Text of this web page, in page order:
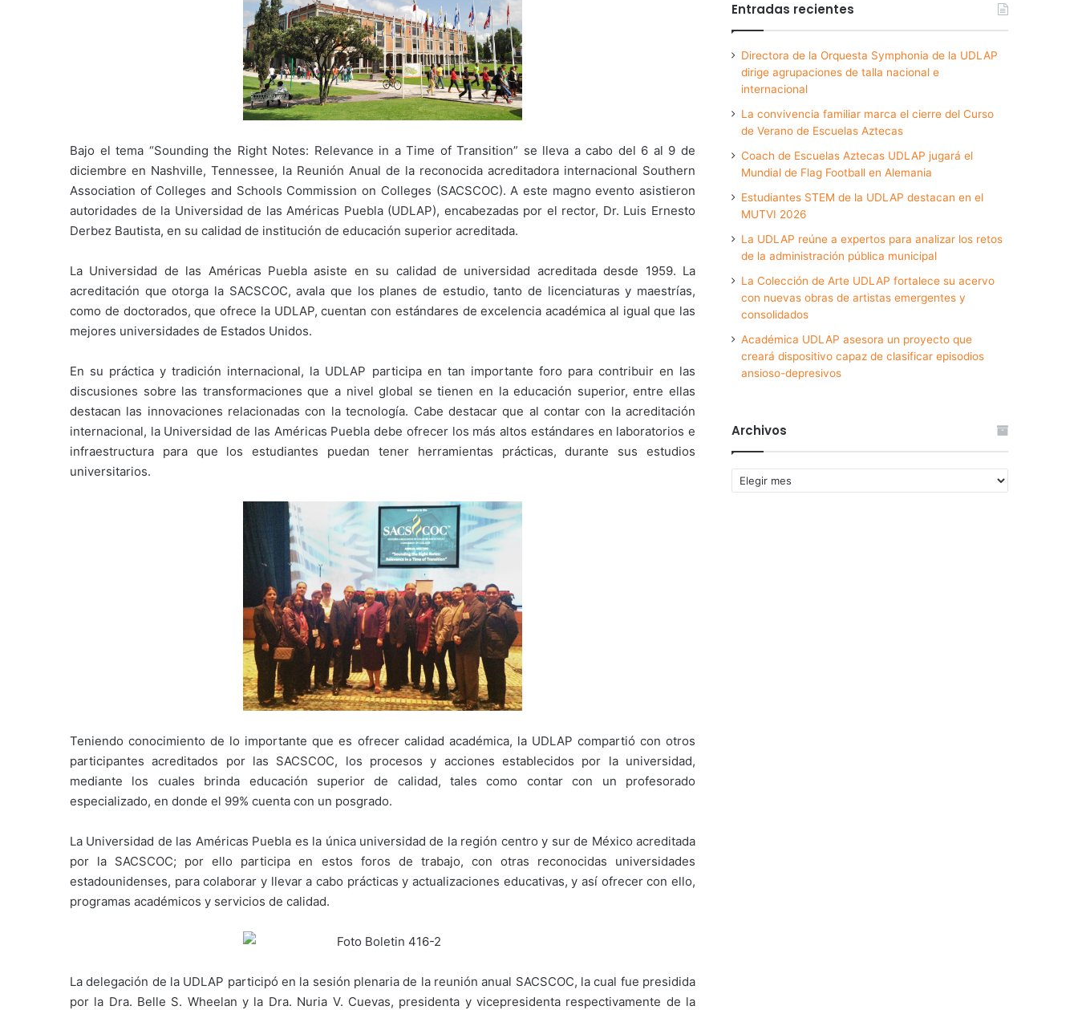
Bajo el tema “Sounding the Right Notes: Relevance in a Time of Transition” se lleva a cabo del 6 al 9 de
diciembre en Nashville, Tennessee, la Reunión Anual de la reconocida acreditadora internacional Southern
Association of Colleges and Schools Commission on Colleges (SACSCOC). A este magno evento asistieron
autoridades de la Universidad de las Américas Puebla (UDLAP), encabezadas por el rector, Dr. Luis Ernesto
Derbez Bautista, en su calidad de institución de educación superior acreditada.
La Universidad de las Américas Puebla asiste en su calidad de universidad acreditada desde 1959. La
acreditación que otorga la SACSCOC, avala que los planes de estudio, tanto de licenciaturas y maestrías,
como de doctorados, que ofrece la UDLAP, cuentan con estándares de excelencia académica al igual que las
mejores universidades de Estados Unidos.
En su práctica y tradición internacional, la UDLAP participa en tan importante foro para contribuir en las
discusiones sobre las transformaciones que a nivel global se tienen en la educación superior, entre ellas
destacan las innovaciones relacionadas con la tecnología. Cabe destacar que al contar con la acreditación
internacional, la Universidad de las Américas Puebla debe ofrecer los más altos estándares en laboratorios e
infraestructura para que los estudiantes puedan tener herramientas prácticas, durante sus estudios
universitarios.
Teniendo conocimiento de lo importante que es ofrecer calidad académica, la UDLAP compartió con otros
participantes acreditados por las SACSCOC, los procesos y acciones establecidos por la universidad,
mediante los cuales brinda educación superior de calidad, tales como contar con un profesorado
especializado, en donde el 99% cuenta con un posgrado.
La Universidad de las Américas Puebla es la única universidad de la región centro y sur de México acreditada
por la SACSCOC; por ello participa en estos foros de trabajo, con otras reconocidas universidades
estadounidenses, para colaborar y llevar a cabo prácticas y actualizaciones educativas, y así ofrecer con ello,
programas académicos y servicios de calidad.
La delegación de la UDLAP participó en la sesión plenaria de la reunión anual SACSCOC, la cual fue presidida
por la Dra. Belle S. Wheelan y la Dra. Nuria V. Cuevas, presidenta y vicepresidenta respectivamente de la
Entradas recientes
Directora de la Orquesta Symphonia de la UDLAP
dirige agrupaciones de talla nacional e
internacional
La convivencia familiar marca el cierre del Curso
de Verano de Escuelas Aztecas
Coach de Escuelas Aztecas UDLAP jugará el
Mundial de Flag Football en Alemania
Estudiantes STEM de la UDLAP destacan en el
MUTVI 2026
La UDLAP reúne a expertos para analizar los retos
de la administración pública municipal
La Colección de Arte UDLAP fortalece su acervo
con nuevas obras de artistas emergentes y
consolidados
Académica UDLAP asesora un proyecto que
creará dispositivo capaz de clasificar episodios
ansioso-depresivos
Archivos
Archivos